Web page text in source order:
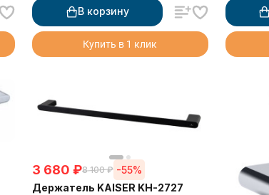
В корзину
Купить в 1 клик
3 680 ₽8 100 ₽ -55%
Держатель KAISER KH-2727